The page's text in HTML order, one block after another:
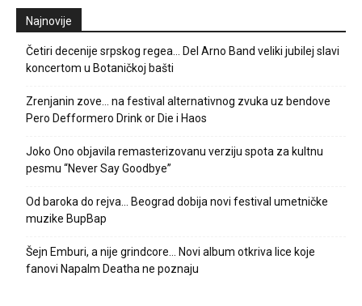
Najnovije
Četiri decenije srpskog regea… Del Arno Band veliki jubilej slavi
koncertom u Botaničkoj bašti
Zrenjanin zove… na festival alternativnog zvuka uz bendove
Pero Defformero Drink or Die i Haos
Joko Ono objavila remasterizovanu verziju spota za kultnu
pesmu “Never Say Goodbye”
Od baroka do rejva… Beograd dobija novi festival umetničke
muzike BupBap
Šejn Emburi, a nije grindcore… Novi album otkriva lice koje
fanovi Napalm Deatha ne poznaju